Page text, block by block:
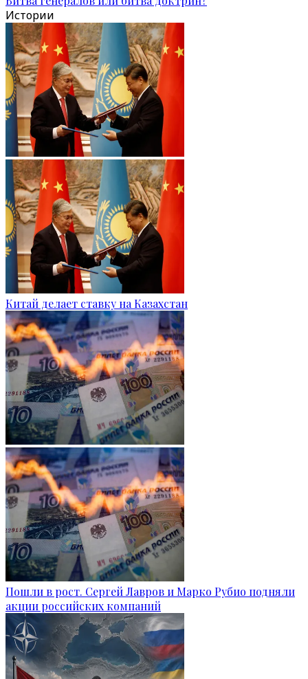
Истории
Китай делает ставку на Казахстан
Пошли в рост. Сергей Лавров и Марко Рубио подняли
акции российских компаний